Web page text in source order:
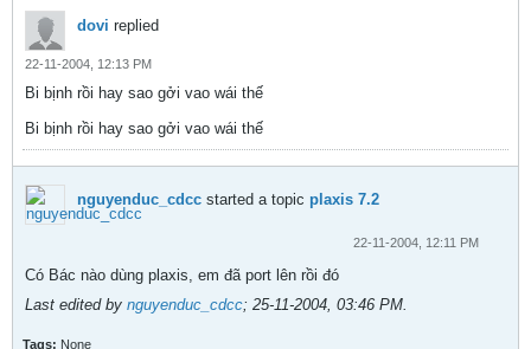
dovi replied
22-11-2004, 12:13 PM
Bi bịnh rồi hay sao gởi vao wái thế
Bi bịnh rồi hay sao gởi vao wái thế
nguyenduc_cdcc started a topic plaxis 7.2
22-11-2004, 12:11 PM
Có Bác nào dùng plaxis, em đã port lên rồi đó
Last edited by nguyenduc_cdcc; 25-11-2004, 03:46 PM.
Tags: None